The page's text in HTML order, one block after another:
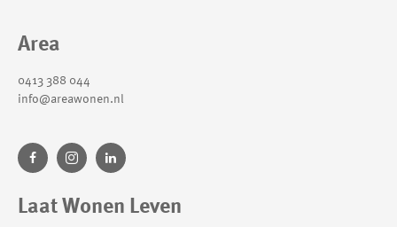
Contactinformatie
Area
0413 388 044
info@areawonen.nl
Laat Wonen Leven